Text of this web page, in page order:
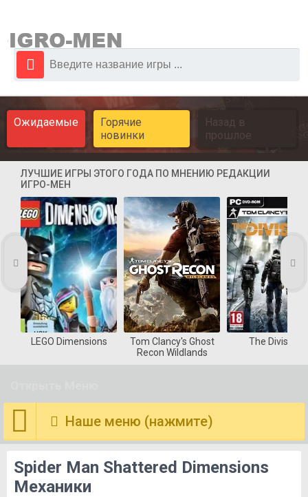
Ожидаемые
Горячие
новинки
Назад в
прошлое
ЛУЧШИЕ ИГРЫ ЭТОГО ГОДА ПО МНЕНИЮ РЕДАКЦИИ
ИГРО-МЕН
LEGO Dimensions
Tom Clancy's Ghost
Recon Wildlands
The Division
Наше меню (нажмите)
Spider Man Shattered Dimensions
Механики